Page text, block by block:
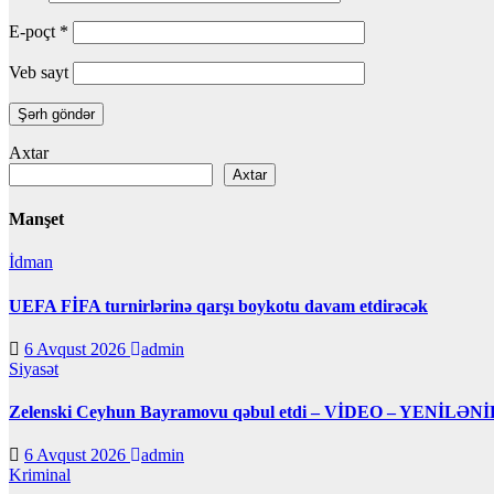
E-poçt *
Veb sayt
Axtar
Axtar
Manşet
İdman
UEFA FİFA turnirlərinə qarşı boykotu davam etdirəcək
6 Avqust 2026
admin
Siyasət
Zelenski Ceyhun Bayramovu qəbul etdi – VİDEO –
6 Avqust 2026
admin
Kriminal